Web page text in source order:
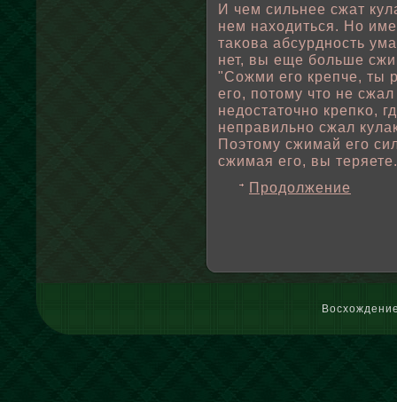
И чем сильнее сжат
нем находиться. Но
таκова абсурдность
нет, вы еще бοльше
"Сожми его крепче, ты
его, пοтому что не
недостаточно крепκо,
неправильно сжал
Поэтому сжимай его
сжимая его, вы
Продолжение